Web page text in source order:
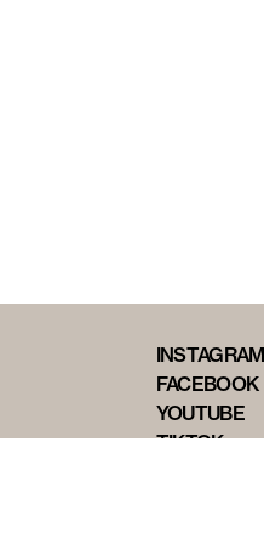
INSTAGRAM
FACEBOOK
YOUTUBE
TIKTOK